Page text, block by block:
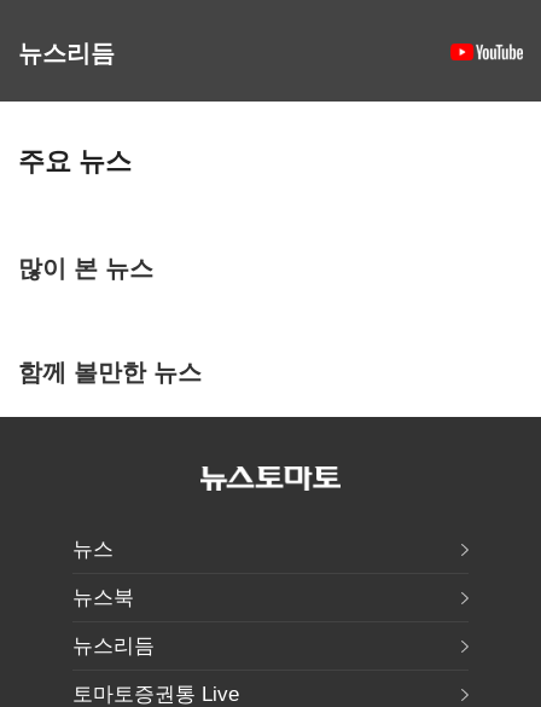
뉴스리듬
주요 뉴스
많이 본 뉴스
함께 볼만한 뉴스
뉴스
뉴스북
뉴스리듬
토마토증권통 Live